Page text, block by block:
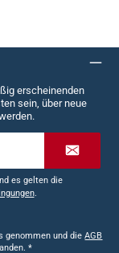
erscheinenden
sein, über neue
es gelten die
.
genommen und dieAGB
*